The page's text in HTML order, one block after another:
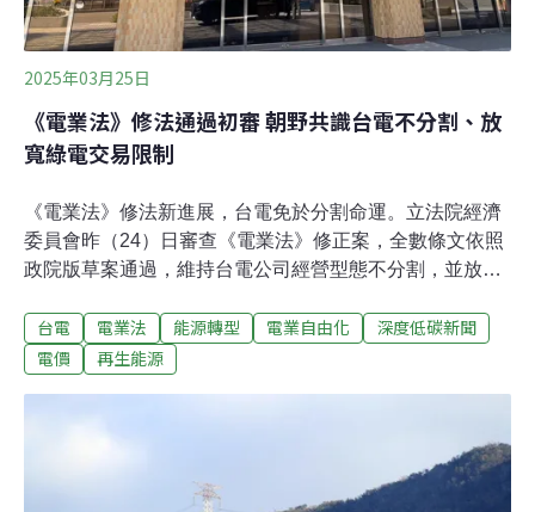
2025年03月25日
《電業法》修法通過初審 朝野共識台電不分割、放
寬綠電交易限制
《電業法》修法新進展，台電免於分割命運。立法院經濟
委員會昨（24）日審查《電業法》修正案，全數條文依照
政院版草案通過，維持台電公司經營型態不分割，並放寬
院會二三讀。無異議通過政院版本 台電維持不分割立法院
經濟委員會昨日審理《電業法》草案，經濟部長郭智輝說
應再生能源發展，新增「特定電力供應業」類別，納管儲
能及需量反應措施等新興電業，並增訂依市場發展情況檢
討電力交易平台的運作模式，強化平台中立性並建立相關
台電 電業法 能源轉型 電業自由化
深度低碳新聞
電價
再生能源